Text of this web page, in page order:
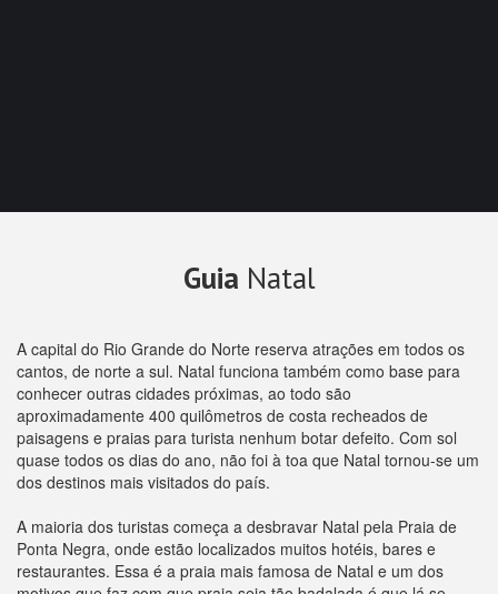
Guia Natal
A capital do Rio Grande do Norte reserva atrações em todos os
cantos, de norte a sul. Natal funciona também como base para
conhecer outras cidades próximas, ao todo são
aproximadamente 400 quilômetros de costa recheados de
paisagens e praias para turista nenhum botar defeito. Com sol
quase todos os dias do ano, não foi à toa que Natal tornou-se um
dos destinos mais visitados do país.
A maioria dos turistas começa a desbravar Natal pela Praia de
Ponta Negra, onde estão localizados muitos hotéis, bares e
restaurantes. Essa é a praia mais famosa de Natal e um dos